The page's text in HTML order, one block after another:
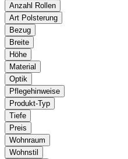
Anzahl Rollen
Art Polsterung
Bezug
Breite
Höhe
Material
Optik
Pflegehinweise
Produkt-Typ
Tiefe
Preis
Wohnraum
Wohnstil